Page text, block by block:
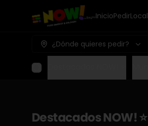
InicioPedirLocal
¿Dónde quieres pedir?
Destacados NOW! ⭐